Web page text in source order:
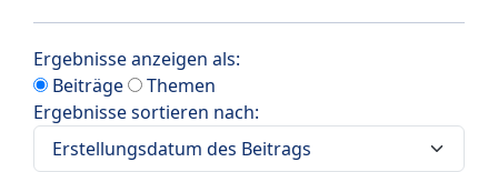
Ergebnisse anzeigen als:
Beiträge
Themen
Ergebnisse sortieren nach: